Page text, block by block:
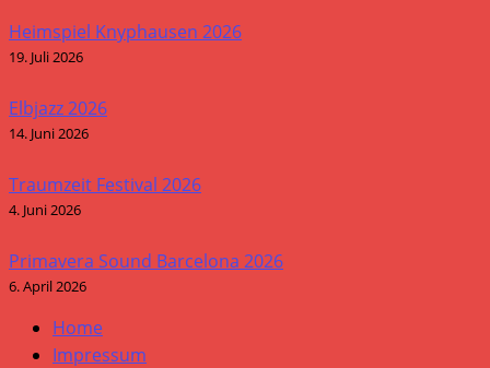
Heimspiel Knyphausen 2026
19. Juli 2026
Elbjazz 2026
14. Juni 2026
Traumzeit Festival 2026
4. Juni 2026
Primavera Sound Barcelona 2026
6. April 2026
Home
Impressum